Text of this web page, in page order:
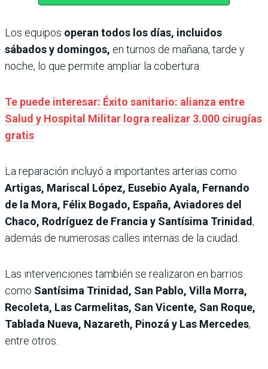
Los equipos operan todos los días, incluidos
sábados y domingos, en turnos de mañana, tarde y
noche, lo que permite ampliar la cobertura.
Te puede interesar: Éxito sanitario: alianza entre
Salud y Hospital Militar logra realizar 3.000 cirugías
gratis
La reparación incluyó a importantes arterias como
Artigas, Mariscal López, Eusebio Ayala, Fernando
de la Mora, Félix Bogado, España, Aviadores del
Chaco, Rodríguez de Francia y Santísima Trinidad,
además de numerosas calles internas de la ciudad.
Las intervenciones también se realizaron en barrios
como Santísima Trinidad, San Pablo, Villa Morra,
Recoleta, Las Carmelitas, San Vicente, San Roque,
Tablada Nueva, Nazareth, Pinozá y Las Mercedes,
entre otros.